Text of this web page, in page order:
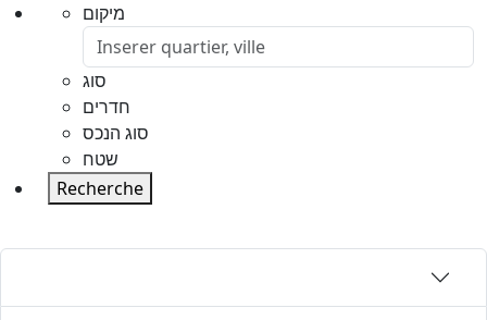
מיקום
סוג
חדרים
סוג הנכס
שטח
Recherche